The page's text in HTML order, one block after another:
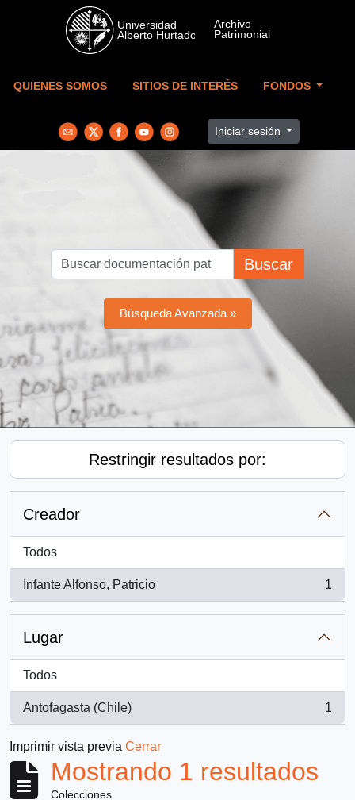
Skip to main content
QUIENES SOMOS SITIOS DE INTERÉS FONDOS
Iniciar sesión
Buscar
Búsqueda Avanzada »
Restringir resultados por:
Creador
Todos
Infante Alfonso, Patricio
, 1 resultados
1
Lugar
Todos
Antofagasta (Chile)
, 1 resultados
1
Imprimir vista previa Cerrar
Mostrando 1 resultados
Colecciones